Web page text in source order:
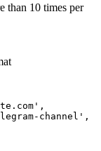
than 10 times per
channel',